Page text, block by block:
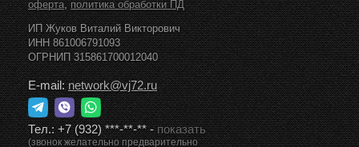
оферта,политика обработки ПД
ИП Жуков Виталий Викторович
ИНН 861006791093
ОГРНИП 315861700012040
E-mail:network@vj72.ru
Тел.:+7 (932) ***-**-**-показать
(звонок желательно предварительно